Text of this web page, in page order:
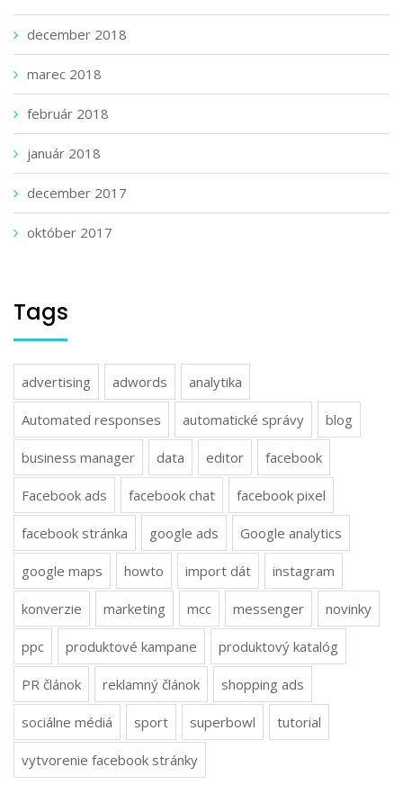
december 2018
marec 2018
február 2018
január 2018
december 2017
október 2017
Tags
advertising adwords analytika
Automated responses automatické správy blog
business manager data editor facebook
Facebook ads facebook chat facebook pixel
facebook stránka google ads Google analytics
google maps howto import dát instagram
konverzie marketing mcc messenger novinky
ppc produktové kampane produktový katalóg
PR článok reklamný článok shopping ads
sociálne médiá sport superbowl tutorial
vytvorenie facebook stránky